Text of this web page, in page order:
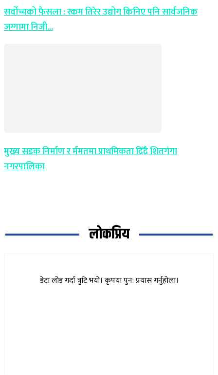
सर्वोच्चको फैसला : रकम तिरेर उद्योग किनिए पनि सार्वजनिक
जग्गामा निजी...
मुख्य सडक निर्माण र र्ममतमा प्राथमिकता दिँदै शितगंगा
नगरपालिका
लोकप्रिय
डेटा लोड गर्दा त्रुटि भयो। कृपया पुन: प्रयास गर्नुहोला।